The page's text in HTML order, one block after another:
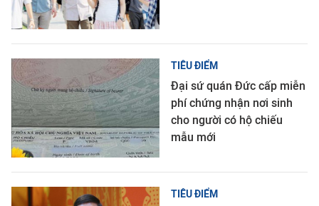
TIÊU ĐIỂM
Đại sứ quán Đức cấp miễn
phí chứng nhận nơi sinh
cho người có hộ chiếu
mẫu mới
TIÊU ĐIỂM